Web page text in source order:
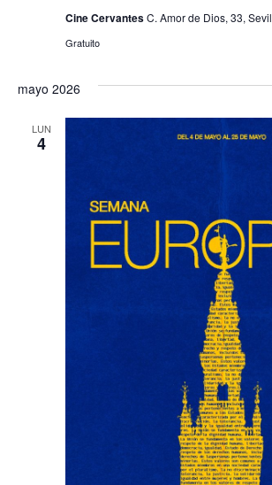
Cine CervantesC. Amor de Dios, 33,
Gratuito
mayo 2026
LUN
4